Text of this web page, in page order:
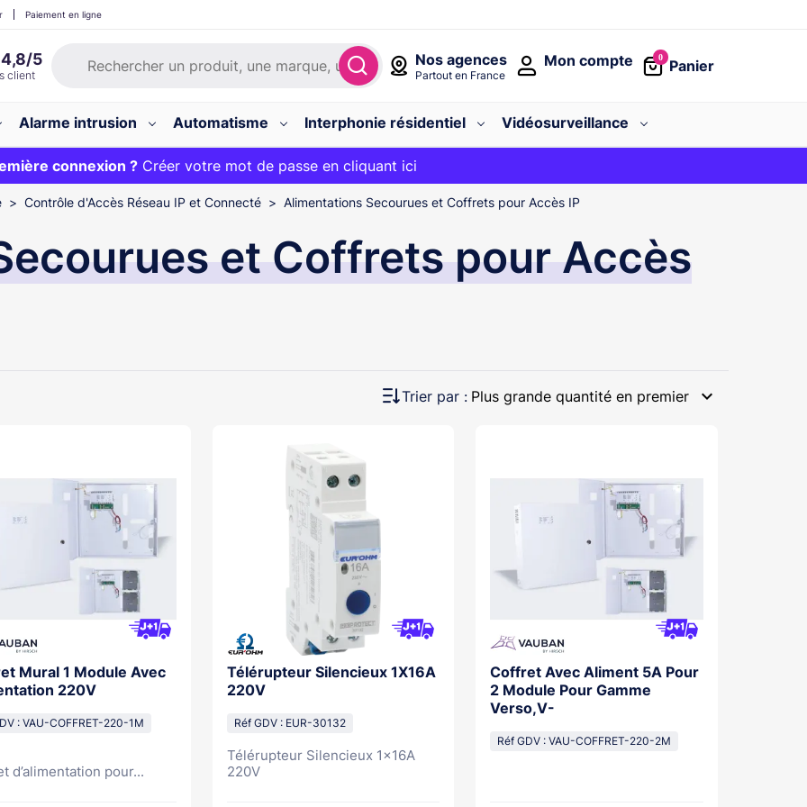
Nos agences
Partout en France
0
Panier
Mon compte
Paiement en ligne
Alarme intrusion Automatisme Interphonie résidentiel
Vidéosurveillance
OFFERT sur votre panier et livraison 24/48h gratuite avec le code
connexion ?Créer votre mot de passe en cliquant ici
:
Contrôle d'Accès Réseau IP et Connecté Alimentations Secourues et Coffrets pour Accès IP
et Coffrets pour Accès
Trier par : Plus grande quantité en premier expand_more
Mural 1 Module Avec
220V
: VAU-COFFRET-220-1M
d’alimentation pour...
Télérupteur Silencieux 1X16A
220V
Réf GDV : EUR-30132
Télérupteur Silencieux 1x16A
220V
Coffret Avec Aliment 5A Pour
2 Module Pour Gamme
Verso,V-
Réf GDV : VAU-COFFRET-220-2M